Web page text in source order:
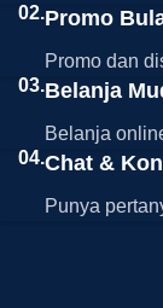
02.Promo
Promo dan
03.Belanja
Belanja
04.Chat &
Punya